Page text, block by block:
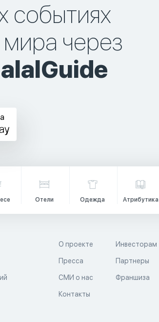
событиях
через
Отели Одежда Атрибутика
О проекте
Пресса
СМИ о нас
Контакты
Инвесторам
Партнеры
Франшиза